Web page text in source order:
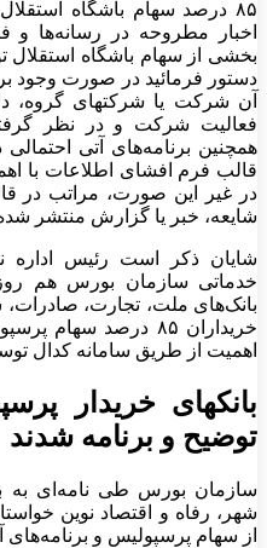
۸۵ درصد سهام باشگاه
اخبار مطروحه در
بخشی از سهام باشگاه
دستور فرمائید در صورت وجود
آن شرکت یا شرکتهای گروه،
فعالیت شرکت و در نظر
همچنین برنامه‌های آتی
قالب فرم افشای اطلاعات با
در غیر این صورت، مراتب
شایعه، خبر یا گزارش منتشر
شایان ذکر است رئیس اداره
خدماتی سازمان بورس هم
بانک‌های ملت، تجارت، صادرات،
خریداران ۸۵ درصد
اهمیت از طریق سامانه کدال
بانکهای خریدار
توضیح و برنامه‌ شدند
سازمان بورس طی نامه‌ای به
شهر، رفاه و اقتصاد نوین
از سهام پرسپولیس و برنامه‌های